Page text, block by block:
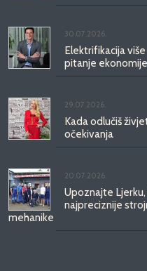
30.07.2026.
Elektrifikacija
pitanje
29.07.2026.
Kada odlučiš
očekivanja
20.07.2026.
Upoznajte
najpreciznije
mehanike